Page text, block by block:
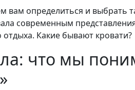
определиться и выбрать
современным
Какие бывают кровати?
что мы